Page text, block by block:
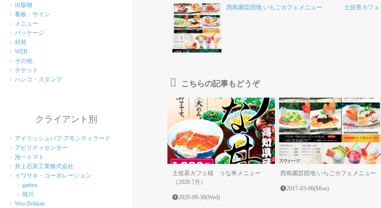
出版物
看板・サイン
メニュー
パッケージ
封筒
WEB
その他
チケット
ハンコ・スタンプ
クライアント別
アイリッシュパブ アモンティラード
アビリティセンター
池一トマト
井上石灰工業株式会社
イワサキ・コーポレーション
gattina
堀川
Woo Bekkan
西島園芸団地 いちごカフェメニュー 土佐茶カフ
こちらの記事もどうぞ
土佐茶カフェ様 うな丼メニュー
（2020.7月）
2020-09-30(Wed)
西島園芸団地 いちごカフェメニュー
2017-03-06(Mon)